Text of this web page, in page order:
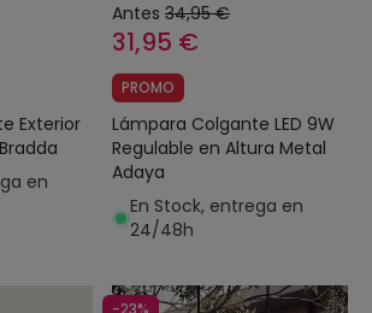
Exterior
en
Antes 34,95 €
31,95 €
PROMO
Lámpara Colgante LED 9W
Regulable en Altura Metal
Adaya
En Stock, entrega en
24/48h